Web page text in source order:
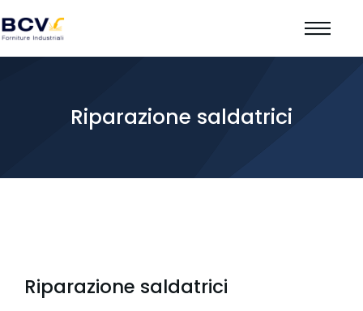
Riparazione saldatrici
Riparazione saldatrici